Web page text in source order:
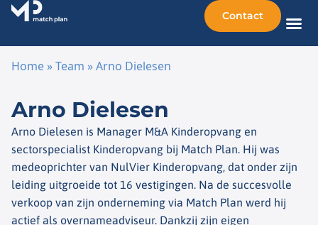
Contact
Home »Team »Arno Dielesen
Arno Dielesen
Arno Dielesen is Manager M&A Kinderopvang en
sectorspecialist Kinderopvang bij Match Plan. Hij was
medeoprichter van NulVier Kinderopvang, dat onder zijn
leiding uitgroeide tot 16 vestigingen. Na de succesvolle
verkoop van zijn onderneming via Match Plan werd hij
actief als overnameadviseur. Dankzij zijn eigen